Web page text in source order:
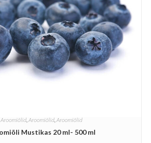
Aroomiõlid,Aroomiõlid,Aroomiõlid
Mustikas 20 ml- 500 ml